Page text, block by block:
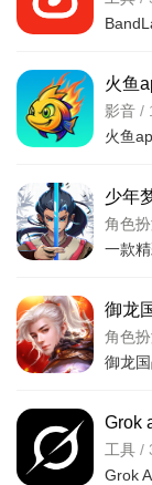
可能是手机硬件不
火鱼
影音 /
少年
角色
御龙
角色
Grok
卓版
工具 /